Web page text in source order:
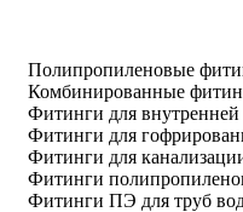
Полипропиленовые
Комбинированные
Фитинги для внутренней
Фитинги для
Фитинги для
Фитинги
Фитинги ПЭ для труб